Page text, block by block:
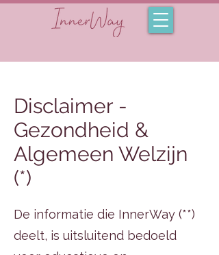
Disclaimer -
Gezondheid &
Algemeen Welzijn
(*)
De informatie die InnerWay (**)
deelt, is uitsluitend bedoeld